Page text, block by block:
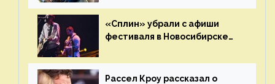
«Сплин» убрали с афиши
фестиваля в Новосибирске
отцов»
Рассел Кроу рассказал о